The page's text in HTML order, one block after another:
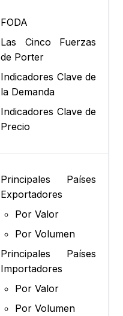
FODA
Las Cinco Fuerzas
de Porter
Indicadores Clave de
la Demanda
Indicadores Clave de
Precio
Principales Países
Exportadores
Por Valor
Por Volumen
Principales Países
Importadores
Por Valor
Por Volumen